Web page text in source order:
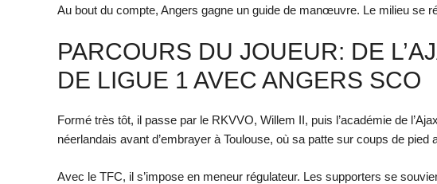
Au bout du compte, Angers gagne un guide de manœuvre. Le milieu se
PARCOURS DU JOUEUR: DE
DE LIGUE 1 AVEC ANGERS SCO
Formé très tôt, il passe par le RKVVO, Willem II, puis l’académie de
néerlandais avant d’embrayer à Toulouse, où sa patte sur coups de pied
Avec le TFC, il s’impose en meneur régulateur. Les supporters se